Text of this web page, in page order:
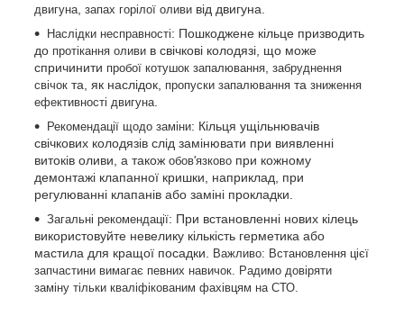
двигуна запах горілої оливи від двигуна.
Наслідки несправності: Пошкоджене кільце призводить
до протікання оливи в свічкові колодязі, що може
спричинити пробої котушок запалювання забруднення
свічок та, як наслідок, пропуски запалювання та зниження
ефективності двигуна
Рекомендації щодо заміни: Кільця ущільнювачів
свічкових колодязів слід замінювати при виявленні
витоків оливи, а також обов'язково при кожному
демонтажі клапанної кришки, наприклад, при
регулюванні клапанів або заміні прокладки.
Загальні рекомендації: При встановленні нових кілець
використовуйте невелику кількість герметика або
мастила для кращої посадки.
Важливо: Встановлення цієї
запчастини вимагає певних навичок. Радимо довіряти
заміну тільки кваліфікованим фахівцям на СТО.